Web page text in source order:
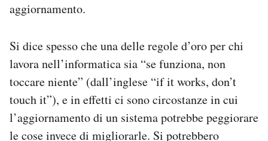
aggiornamento.
Si dice spesso che una delle regole d’oro per chi
lavora nell’informatica sia “se funziona, non
toccare niente” (dall’inglese “if it works, don’t
touch it”), e in effetti ci sono circostanze in cui
l’aggiornamento di un sistema potrebbe peggiorare
le cose invece di migliorarle. Si potrebbero